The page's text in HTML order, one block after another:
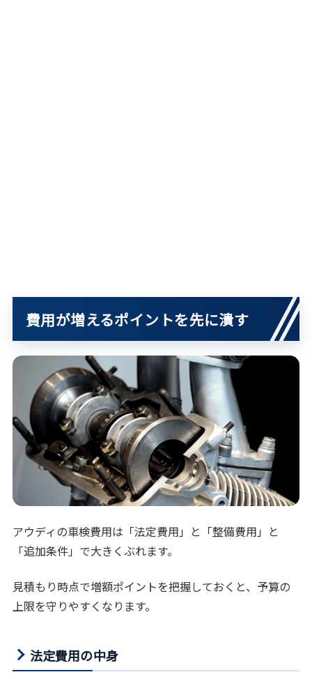
費用が増えるポイントを先に潰す
アウディの車検費用は「法定費用」と「整備費用」と
「追加条件」で大きくぶれます。
見積もり時点で増額ポイントを把握しておくと、予算の
上限を守りやすくなります。
法定費用の中身